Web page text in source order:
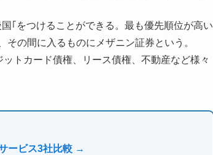
｢をつけることができる。最も優先順位が高い
の間に入るものにメザニン証券という。
トカード債権、リース債権、不動産など様々
ービス3社比較 →